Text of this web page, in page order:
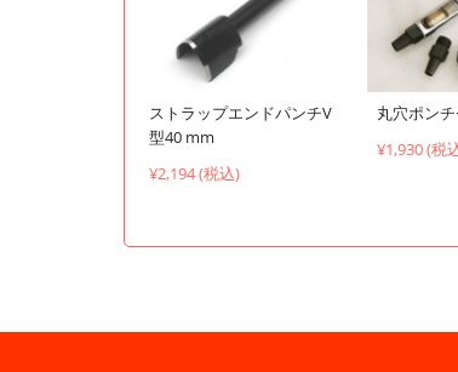
ストラップエンドパンチV
型40 mm
¥2,194 (税込)
丸穴ポン
¥1,930 (税